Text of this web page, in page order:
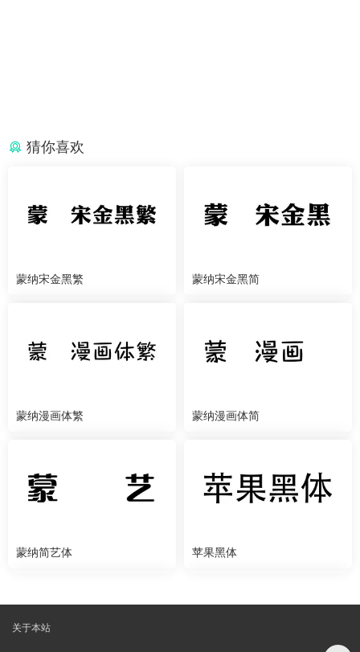
猜你喜欢
蒙纳宋金黑繁 蒙纳宋金黑简
蒙纳漫画体繁 蒙纳漫画体简
蒙纳简艺体 苹果黑体
关于本站